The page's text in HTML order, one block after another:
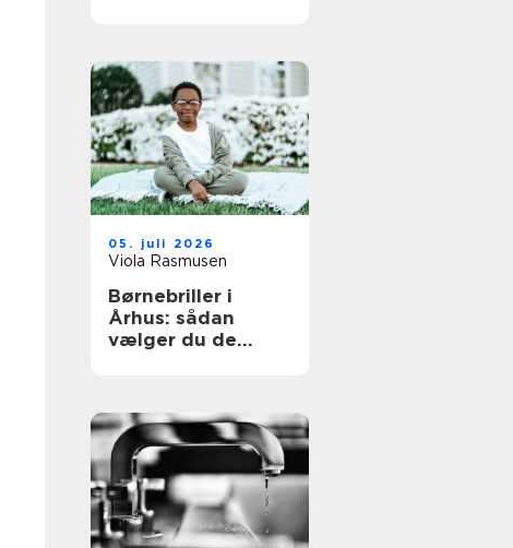
05. juli 2026
Viola Rasmusen
Børnebriller i
Århus: sådan
vælger du de